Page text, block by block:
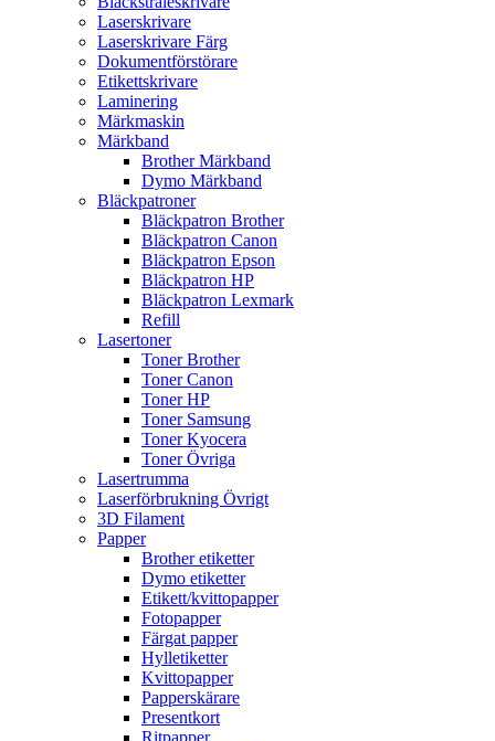
Laserskrivare
Laserskrivare Färg
Dokumentförstörare
Etikettskrivare
Laminering
Märkmaskin
Märkband
Brother Märkband
Dymo Märkband
Bläckpatroner
Bläckpatron Brother
Bläckpatron Canon
Bläckpatron Epson
Bläckpatron HP
Bläckpatron Lexmark
Refill
Lasertoner
Toner Brother
Toner Canon
Toner HP
Toner Samsung
Toner Kyocera
Toner Övriga
Lasertrumma
Laserförbrukning Övrigt
3D Filament
Papper
Brother etiketter
Dymo etiketter
Etikett/kvittopapper
Fotopapper
Färgat papper
Hylletiketter
Kvittopapper
Papperskärare
Presentkort
Ritpapper